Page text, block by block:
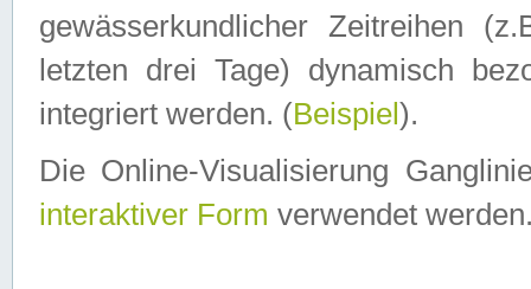
gewässerkundlicher Zeitreihen
letzten drei Tage) dynamisch
integriert werden. (Beispiel ).
Die Online-Visualisierung
interaktiver Form verwendet